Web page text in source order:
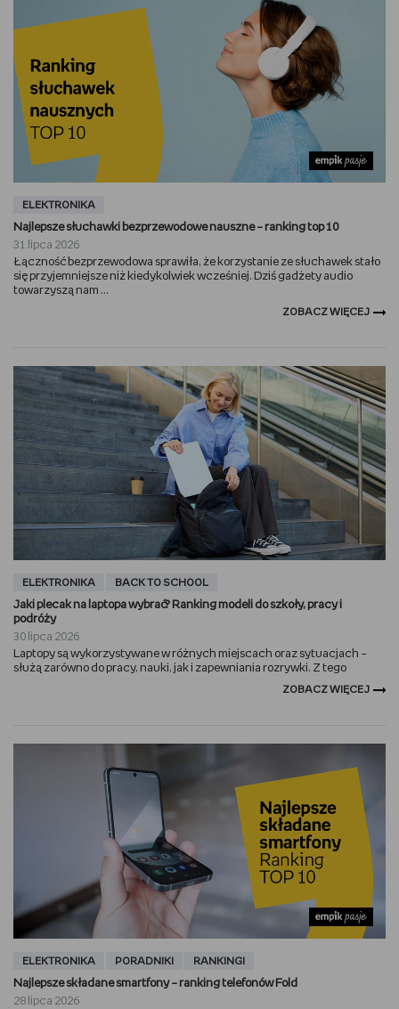
ELEKTRONIKA
Najlepsze słuchawki bezprzewodowe nauszne – ranking top 10
31 lipca 2026
Łączność bezprzewodowa sprawiła, że korzystanie ze słuchawek stało
się przyjemniejsze niż kiedykolwiek wcześniej. Dziś gadżety audio
towarzyszą nam ...
ZOBACZ WIĘCEJ
ELEKTRONIKA BACK TO SCHOOL
Jaki plecak na laptopa wybrać? Ranking modeli do szkoły, pracy i
podróży
30 lipca 2026
Laptopy są wykorzystywane w różnych miejscach oraz sytuacjach –
służą zarówno do pracy, nauki, jak i zapewniania rozrywki. Z tego
ZOBACZ WIĘCEJ
ELEKTRONIKA PORADNIKI RANKINGI
Najlepsze składane smartfony – ranking telefonów Fold
28 lipca 2026